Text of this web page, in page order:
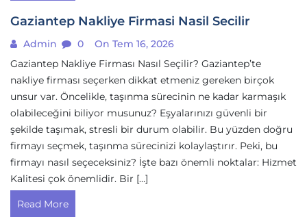
Gaziantep Nakliye Firmasi Nasil Secilir
Admin 0
On Tem 16, 2026
Gaziantep Nakliye Firması Nasıl Seçilir? Gaziantep’te
nakliye firması seçerken dikkat etmeniz gereken birçok
unsur var. Öncelikle, taşınma sürecinin ne kadar karmaşık
olabileceğini biliyor musunuz? Eşyalarınızı güvenli bir
şekilde taşımak, stresli bir durum olabilir. Bu yüzden doğru
firmayı seçmek, taşınma sürecinizi kolaylaştırır. Peki, bu
firmayı nasıl seçeceksiniz? İşte bazı önemli noktalar: Hizmet
Kalitesi çok önemlidir. Bir […]
Read More